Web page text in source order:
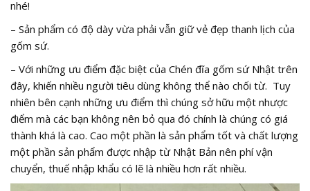
nhé!
– Sản phẩm có độ dày vừa phải vẫn giữ vẻ đẹp thanh lịch của
gốm sứ.
– Với những ưu điểm đặc biệt của Chén đĩa gốm sứ Nhật trên
đây, khiến nhiều người tiêu dùng không thể nào chối từ. Tuy
nhiên bên cạnh những ưu điểm thì chúng sở hữu một nhược
điểm mà các bạn không nên bỏ qua đó chính là chúng có giá
thành khá là cao. Cao một phần là sản phẩm tốt và chất lượng
một phần sản phẩm được nhập từ Nhật Bản nên phí vận
chuyển, thuế nhập khẩu có lẽ là nhiều hơn rất nhiều.